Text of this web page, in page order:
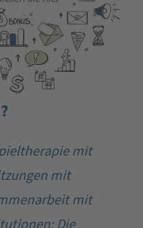
mit
mit
mit
Die